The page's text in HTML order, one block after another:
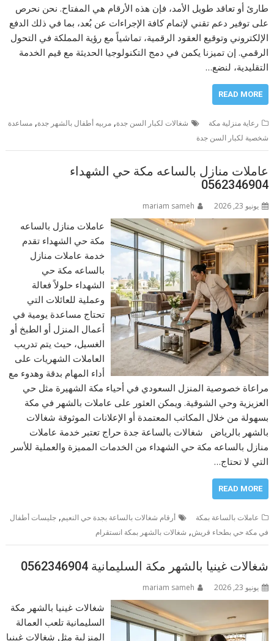
طارئ أو تعاقد طويل الأمد، فإن هذه الأرقام هي المفتاح. نحن نحرص
على توفير دعم تقني لإتمام كافة الإجراءات عن بُعد، بما في ذلك الدفع
الإلكتروني وتوقيع العقود الرقمية، تماشياً مع رؤية المملكة في التحول
الرقمي. إن تميزنا يكمن في دمج التكنولوجيا الحديثة مع قيم الخدمة
التقليدية، لنضع…
READ MORE
رعاية منزلية مكة شغالات لكبار السن جدة,مربيه أطفال بالشهر جدة,مساعدة
شخصية لكبار السن جدة
عاملات منازل بالساعه مكة حي الشهداء
0562346904
يونيو 23, 2026 mariam sameh
عاملات منازل بالساعه
مكة حي الشهداء تقدم
خدمة عاملات منازل
بالساعه مكة حي
الشهداء حلولاً فعالة
وعملية للعائلات التي
تحتاج مساعدة يومية في
أعمال المنزل أو الطبخ أو
الغسيل، حيث يتم تدريب
العاملات الشهريات على
أداء المهام بدقة وهدوء مع
مراعاة خصوصية المنزل السعودي في أحياء مكة الشهيرة مثل حي
العزيزية وحي الشوقية. ويمكن العثور على عاملات بالشهر في مكة
بسهولة من خلال المكاتب المعتمدة أو الإعلانات الموثوقة شغالات
بالشهر بالرياض شغالات بالساعة جدة حراج تعتبر خدمة عاملات
منازل بالساعه مكة حي الشهداء من الخدمات المميزة والعملية للأسر
التي لا تحتاج…
READ MORE
عاملات بالساعة بمكة أرقام شغالات بالساعة بجدة حي النعيم,جليسات أطفال
في مكة حي بطحاء قريش, شغالات بالشهر بمكة انستقرام
شغالات غينيا بالشهر مكة السليمانية 0562346904
يونيو 23, 2026 mariam sameh
شغالات غينيا بالشهر مكة
السليمانية تلعب العمالة
المنزلية مثل شغالات غينيا